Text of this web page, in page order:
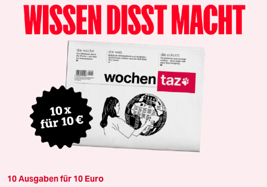
10 Ausgaben für 10 Euro